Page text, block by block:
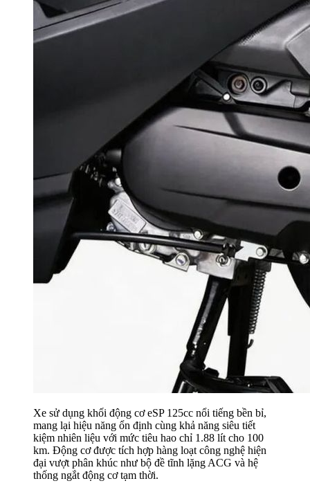
Xe sử dụng khối động cơ eSP 125cc nổi tiếng bền bỉ,
mang lại hiệu năng ổn định cùng khả năng siêu tiết
kiệm nhiên liệu với mức tiêu hao chỉ 1.88 lít cho 100
km. Động cơ được tích hợp hàng loạt công nghệ hiện
đại vượt phân khúc như bộ đề tĩnh lặng ACG và hệ
thống ngắt động cơ tạm thời.